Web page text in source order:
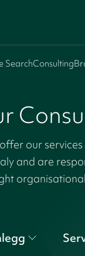
SearchConsulting
our
and are